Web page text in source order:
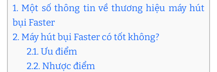
1. Một số thông tin về thương hiệu máy hút
bụi Faster
2. Máy hút bụi Faster có tốt không?
2.1. Ưu điểm
2.2. Nhược điểm